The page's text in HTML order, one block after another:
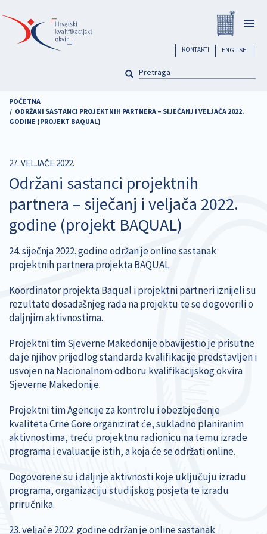
na
glavni
sadržaj
ENGLISH
header
KONTAKTI
PRETRAGA
POČETNA
ODRŽANI SASTANCI PROJEKTNIH PARTNERA – SIJEČANJ I VELJAČA 2022.
GODINE (PROJEKT BAQUAL)
27. VELJAČE 2022.
Održani sastanci projektnih
partnera – siječanj i veljača 2022.
godine (projekt BAQUAL)
24. siječnja 2022. godine održan je online sastanak
projektnih partnera projekta BAQUAL.
Koordinator projekta Baqual i projektni partneri iznijeli su
rezultate dosadašnjeg rada na projektu te se dogovorili o
daljnjim aktivnostima.
Projektni tim Sjeverne Makedonije obavijestio je prisutne
da je njihov prijedlog standarda kvalifikacije predstavljen i
usvojen na Nacionalnom odboru kvalifikacijskog okvira
Sjeverne Makedonije.
Projektni tim Agencije za kontrolu i obezbjeđenje
kvaliteta Crne Gore organizirat će, sukladno planiranim
aktivnostima, treću projektnu radionicu na temu izrade
programa i evaluacije istih, a koja će se održati online.
Dogovorene su i daljnje aktivnosti koje uključuju izradu
programa, organizaciju studijskog posjeta te izradu
priručnika.
23. veljače 2022. godine održan je online sastanak